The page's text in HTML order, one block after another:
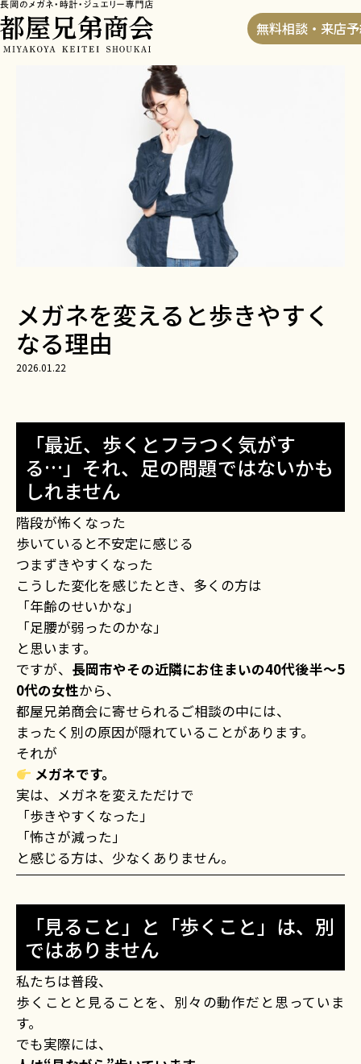
無料相談・来店
HOME> ブログ >メガネを変えると歩きやすくなる理
由
メガネを変えると歩きやすく
なる理由
2026.01.22
「最近、歩くとフラつく気がす
る…」それ、足の問題ではないかも
しれません
階段が怖くなった
歩いていると不安定に感じる
つまずきやすくなった
こうした変化を感じたとき、多くの方は
「年齢のせいかな」
「足腰が弱ったのかな」
と思います。
ですが、 長岡市やその近隣にお住まいの40代後半〜5
0代の女性から、
都屋兄弟商会に寄せられるご相談の中には、
まったく別の原因が隠れていることがあります。
それが――
メガネです。
実は、メガネを変えただけで
「歩きやすくなった」
「怖さが減った」
と感じる方は、少なくありません。
「見ること」と「歩くこと」は、別
ではありません
私たちは普段、
歩くことと見ることを、別々の動作だと思っていま
す。
でも実際には、